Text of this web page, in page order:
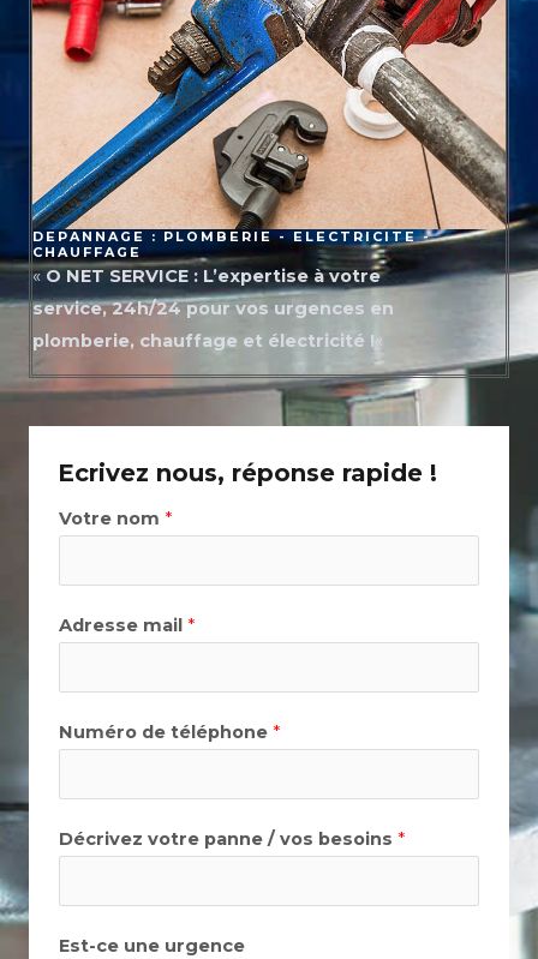
DEPANNAGE : PLOMBERIE - ELECTRICITE -
CHAUFFAGE
«O NET SERVICE : L’expertise à votre
service, 24h/24 pour vos urgences en
plomberie, chauffage et électricité !«
Ecrivez nous, réponse rapide !
Votre nom *
Adresse mail *
Numéro de téléphone *
Décrivez votre panne / vos besoins *
Est-ce une urgence